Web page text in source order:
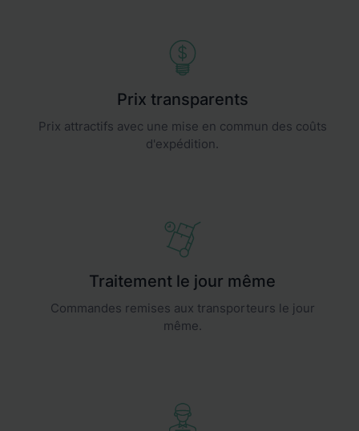
Prix transparents
Prix attractifs avec une mise en commun des coûts
d'expédition.
Traitement le jour même
Commandes remises aux transporteurs le jour
même.